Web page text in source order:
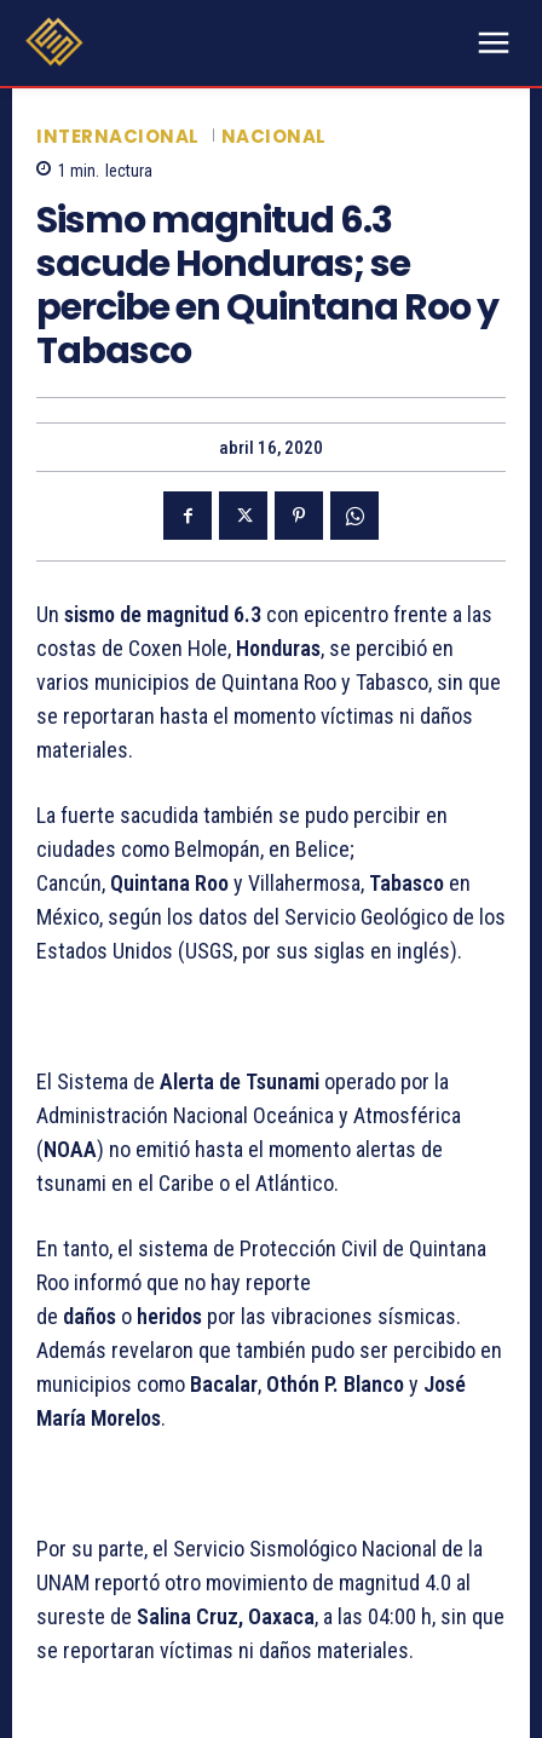
INTERNACIONAL NACIONAL
1 min. lectura
Sismo magnitud 6.3
sacude Honduras; se
percibe en Quintana Roo y
Tabasco
abril 16, 2020
Un sismo de magnitud 6.3 con epicentro frente a las
costas de Coxen Hole, Honduras, se percibió en
varios municipios de Quintana Roo y Tabasco, sin que
se reportaran hasta el momento víctimas ni daños
materiales.
La fuerte sacudida también se pudo percibir en
ciudades como Belmopán, en Belice;
Cancún, Quintana Rooy Villahermosa, Tabasco en
México, según los datos del Servicio Geológico de los
Estados Unidos (USGS, por sus siglas en inglés).
El Sistema de Alerta de Tsunami operado por la
Administración Nacional Oceánica y Atmosférica
(NOAA) no emitió hasta el momento alertas de
tsunami en el Caribe o el Atlántico.
En tanto, el sistema de Protección Civil de Quintana
Roo informó que no hay reporte
de daños o heridos por las vibraciones sísmicas.
Además revelaron que también pudo ser percibido en
municipios como Bacalar, Othón P. Blancoy José
María Morelos.
Por su parte, el Servicio Sismológico Nacional de la
UNAM reportó otro movimiento de magnitud 4.0 al
sureste de Salina Cruz, Oaxaca, a las 04:00 h, sin que
se reportaran víctimas ni daños materiales.